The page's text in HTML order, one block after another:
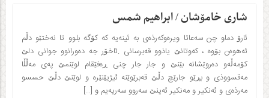
شاری خامۆشان / ابراهیم شمس
ئارۆ دماو چن سه‌عاتا ویره‌وکه‌رذه‌ی به‌ ئینه‌یه‌ که‌ کۆگه‌ بلوو تا نه‌ختێو دڵم
ئه‌هوه‌ن بۆوه‌ ، که‌وتانێ یاذوو قه‌برسانی .ئاخۆر جه‌ ده‌ورانوو جوانی دلێ
کۆمه‌ڵه‌و ده‌روێشانه‌ بێنێ و جار جار چنی ڕه‌فێقام لوێنمێ په‌ی مه‌ڵڵا
مه‌قسووذی و بڕێو جارێچ دڵێ قه‌برێوێنه‌ ئیژیێنێره‌ و لوێنێ دڵێ حسسو
مه‌رذه‌ی و ئه‌نکیر و مه‌نکیر ئه‌ینێ سه‌روو سه‌ریه‌یم و […]